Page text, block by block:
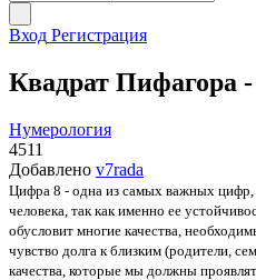
Вход Регистрация
Квадрат Пифагора
Нумерология
4511
Добавлено v7rada
Цифра 8 - одна из самых важных
человека, так как именно ее
обусловит многие качества,
чувство долга к близким (родители,
качества, которые мы должны